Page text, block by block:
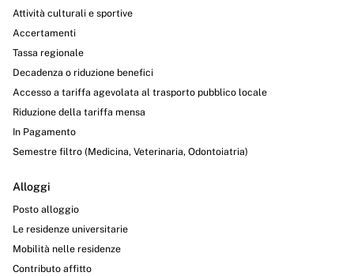
Attività culturali e sportive
Accertamenti
Tassa regionale
Decadenza o riduzione benefici
Accesso a tariffa agevolata al trasporto pubblico locale
Riduzione della tariffa mensa
In Pagamento
Semestre filtro (Medicina, Veterinaria, Odontoiatria)
Alloggi
Posto alloggio
Le residenze universitarie
Mobilità nelle residenze
Contributo affitto